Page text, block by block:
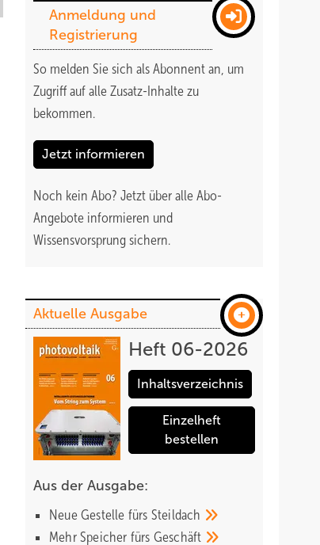
Anmeldung und
Registrierung
So melden Sie sich als Abonnent an, um
Zugriff auf alle Zusatz-Inhalte zu
bekommen.
Jetzt informieren
Noch kein Abo? Jetzt über alle Abo-
Angebote informieren und
Wissensvorsprung sichern.
Aktuelle Ausgabe
Heft 06-2026
Inhaltsverzeichnis
Einzelheft
bestellen
Aus der Ausgabe:
Neue Gestelle fürs Steildach
Mehr Speicher fürs Geschäft